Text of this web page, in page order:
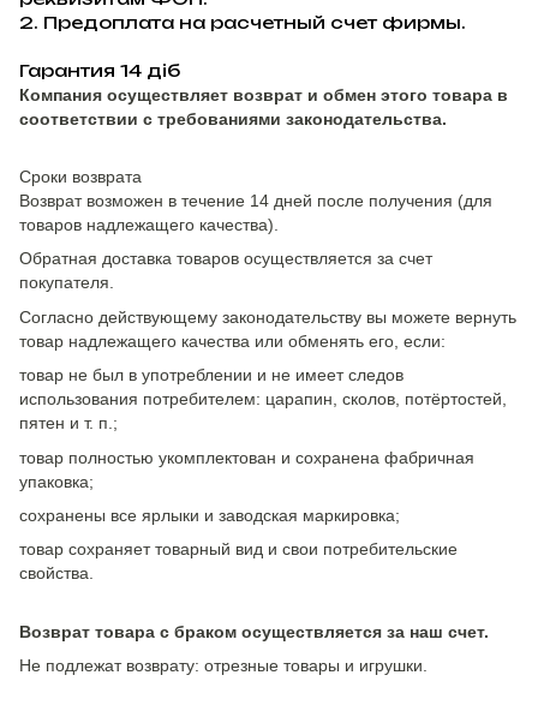
2. Предоплата на расчетный счет фирмы.
Гарантия 14 діб
Компания осуществляет возврат и обмен этого товара в
соответствии с требованиями законодательства.
Сроки возврата
Возврат возможен в течение 14 дней после получения (для
товаров надлежащего качества).
Обратная доставка товаров осуществляется за счет
покупателя.
Согласно действующему законодательству вы можете вернуть
товар надлежащего качества или обменять его, если:
товар не был в употреблении и не имеет следов
использования потребителем: царапин, сколов, потёртостей,
пятен и т. п.;
товар полностью укомплектован и сохранена фабричная
упаковка;
сохранены все ярлыки и заводская маркировка;
товар сохраняет товарный вид и свои потребительские
свойства.
Возврат товара с браком осуществляется за наш счет.
Не подлежат возврату: отрезные товары и игрушки.